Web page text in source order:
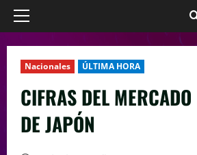
Nacionales ÚLTIMA HORA
CIFRAS DEL
DE JAPÓN